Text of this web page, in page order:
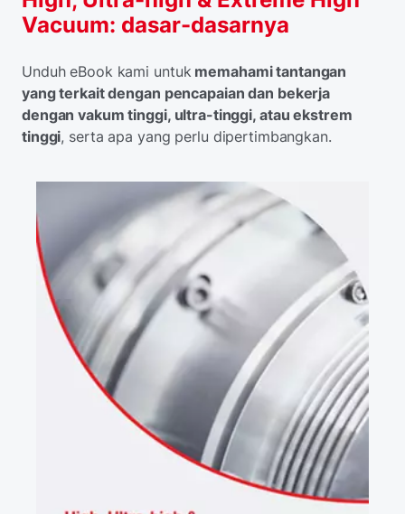
Vacuum: dasar-dasarnya
Unduh eBook kami untuk memahami tantangan
yang terkait dengan pencapaian dan bekerja
dengan vakum tinggi, ultra-tinggi, atau ekstrem
tinggi, serta apa yang perlu dipertimbangkan.